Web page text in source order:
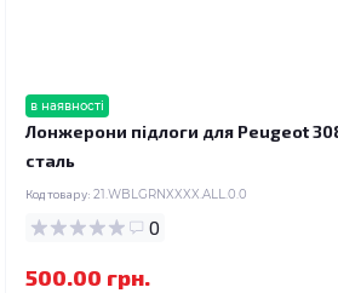
в наявності
Лонжерони підлоги для Peugeot
сталь
Код товару: 21.WBLGRNXXXX.ALL.0.0
0
500.00 грн.